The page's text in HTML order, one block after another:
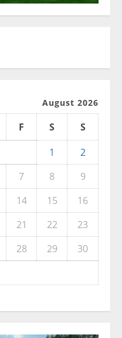
August 2026
F S
S
1
2
7 8
9
14 15
16
21 22
23
28 29
30